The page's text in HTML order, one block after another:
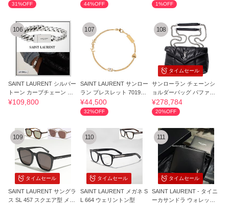
31%OFF 44%OFF 1%OFF
106
SAINT LAURENT シルバー
トーン カーブチェーン ブ
レスレット
¥109,800
107
SAINT LAURENT サンロー
ラン ブレスレット 701950
Y1526 9137
¥44,500
32%OFF
タイムセール
108
サンローラン チェーンシ
ョルダーバッグ パファー 7
59337
¥278,784
20%OFF
タイムセール
109
SAINT LAURENT サングラ
ス SL 457 スクエア型 メガ
タイムセール
110
SAINT LAURENT メガネ S
L 664 ウェリントン型
タイムセール
111
SAINT LAURENT - タイニ
ーカサンドラ ウォレット